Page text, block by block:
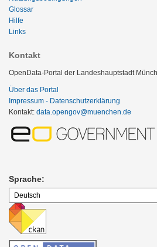
Glossar
Hilfe
Links
Kontakt
OpenData-Portal der Landeshauptstadt
Über das Portal
Impressum - Datenschutzerklärung
Kontakt: data.opengov@muenchen.de
Sprache